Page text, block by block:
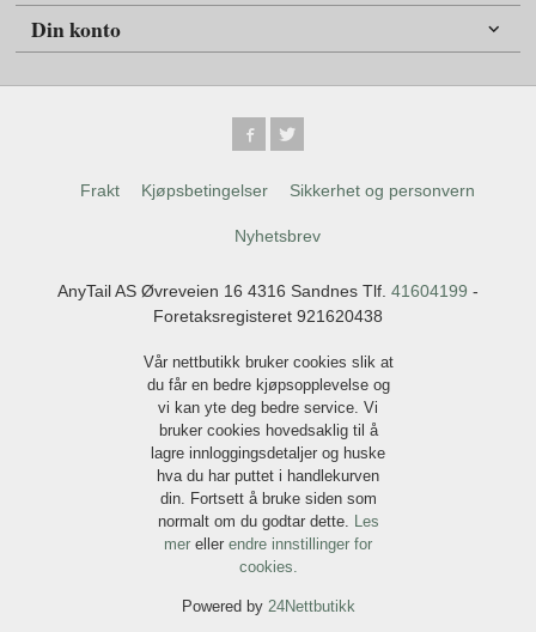
Din konto
Frakt Kjøpsbetingelser Sikkerhet og personvern
Nyhetsbrev
AnyTail AS Øvreveien 16 4316 Sandnes Tlf. 41604199 -
Foretaksregisteret 921620438
Vår nettbutikk bruker cookies slik at
du får en bedre kjøpsopplevelse og
vi kan yte deg bedre service. Vi
bruker cookies hovedsaklig til å
lagre innloggingsdetaljer og huske
hva du har puttet i handlekurven
din. Fortsett å bruke siden som
normalt om du godtar dette.
Les
mer eller endre innstillinger for
cookies.
Powered by 24Nettbutikk